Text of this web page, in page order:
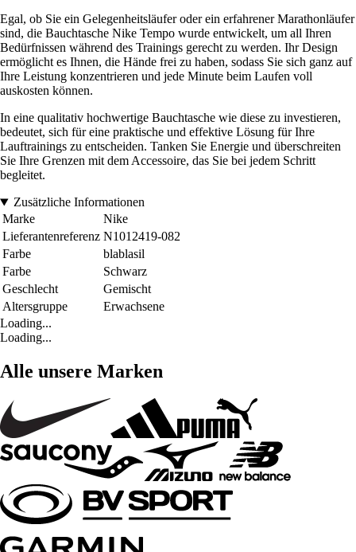
Egal, ob Sie ein Gelegenheitsläufer oder ein erfahrener Marathonläufer
sind, die Bauchtasche Nike Tempo wurde entwickelt, um all Ihren
Bedürfnissen während des Trainings gerecht zu werden. Ihr Design
ermöglicht es Ihnen, die Hände frei zu haben, sodass Sie sich ganz auf
Ihre Leistung konzentrieren und jede Minute beim Laufen voll
auskosten können.
In eine qualitativ hochwertige Bauchtasche wie diese zu investieren,
bedeutet, sich für eine praktische und effektive Lösung für Ihre
Lauftrainings zu entscheiden. Tanken Sie Energie und überschreiten
Sie Ihre Grenzen mit dem Accessoire, das Sie bei jedem Schritt
begleitet.
Zusätzliche Informationen
Marke
Nike
Lieferantenreferenz N1012419-082
Farbe
blablasil
Farbe
Schwarz
Geschlecht
Gemischt
Altersgruppe
Erwachsene
Loading...
Loading...
Alle unsere Marken